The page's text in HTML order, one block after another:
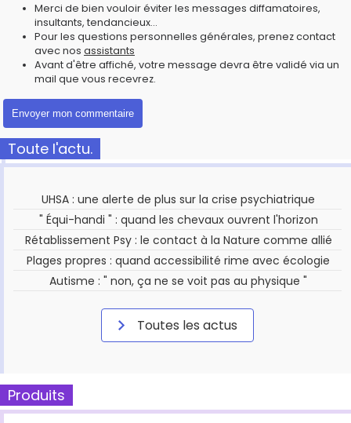
Merci de bien vouloir éviter les messages diffamatoires,
insultants, tendancieux...
Pour les questions personnelles générales, prenez contact
avec nos assistants
Avant d'être affiché, votre message devra être validé via un
mail que vous recevrez.
Toute l'actu.
UHSA : une alerte de plus sur la crise psychiatrique
" Équi-handi " : quand les chevaux ouvrent l'horizon
Rétablissement Psy : le contact à la Nature comme allié
Plages propres : quand accessibilité rime avec écologie
Autisme : " non, ça ne se voit pas au physique "
Toutes les actus
Produits